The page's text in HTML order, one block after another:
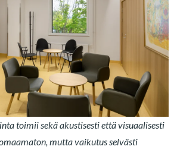
toimii sekä akustisesti että visuaalisesti
mutta vaikutus selvästi